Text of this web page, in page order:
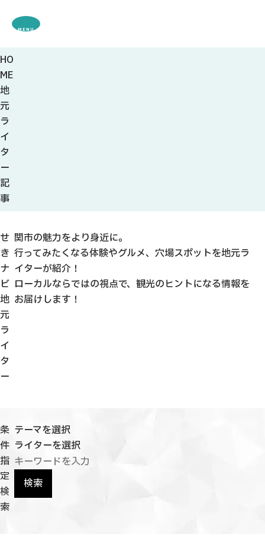
MENU
HO
ME
地
元
ラ
イ
タ
ー
記
事
せ
き
ナ
ビ
地
元
ラ
イ
タ
ー
関市の魅力をより身近に。
行ってみたくなる体験やグルメ、穴場スポットを地元ラ
イターが紹介！
ローカルならではの視点で、観光のヒントになる情報を
お届けします！
条
件
指
定
検
索
テーマを選択
ライターを選択
検索
関の刃物
せきナビ地元ライター
観光ガイド
せきてらす
せきファンクラブ
動画ライブラリー